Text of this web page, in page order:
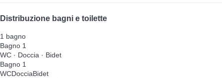
Distribuzione bagni e toilette
1 bagno
Bagno 1
WC · Doccia · Bidet
Bagno 1
WCDocciaBidet